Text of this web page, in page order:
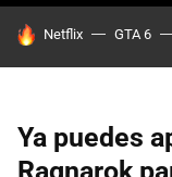
HOY SE HABLA DE
Netflix GTA 6
Ya puedes